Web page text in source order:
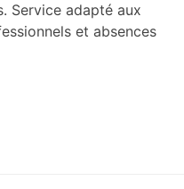
Service adapté aux
et absences